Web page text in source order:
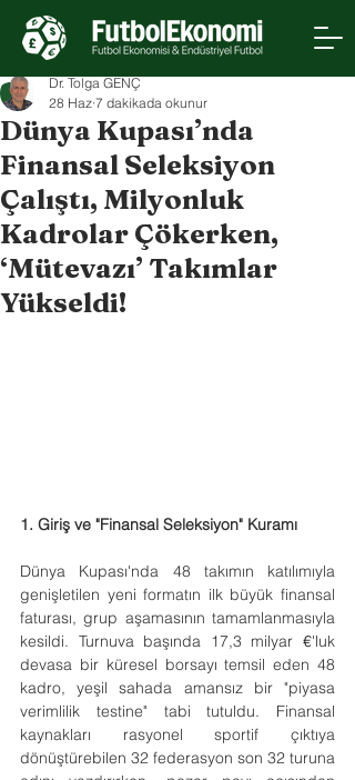
Dünya Kupası’nda
Finansal Seleksiyon
Çalıştı, Milyonluk
Kadrolar Çökerken,
‘Mütevazı’ Takımlar
Yükseldi!
Dr. Tolga GENÇ
28 Haz 7 dakikada okunur
1. Giriş ve "Finansal Seleksiyon" Kuramı
Dünya Kupası'nda 48 takımın katılımıyla
genişletilen yeni formatın ilk büyük finansal
faturası, grup aşamasının tamamlanmasıyla
kesildi. Turnuva başında 17,3 milyar €'luk
devasa bir küresel borsayı temsil eden 48
kadro, yeşil sahada amansız bir "piyasa
verimlilik testine" tabi tutuldu. Finansal
kaynakları rasyonel sportif çıktıya
dönüştürebilen 32 federasyon son 32 turuna